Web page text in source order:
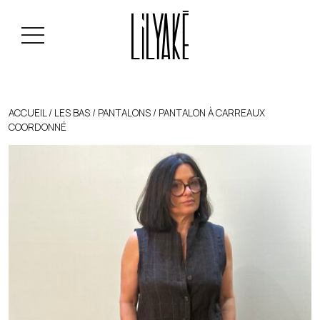
ACCUEIL / LES BAS / PANTALONS / PANTALON À CARREAUX
COORDONNÉ